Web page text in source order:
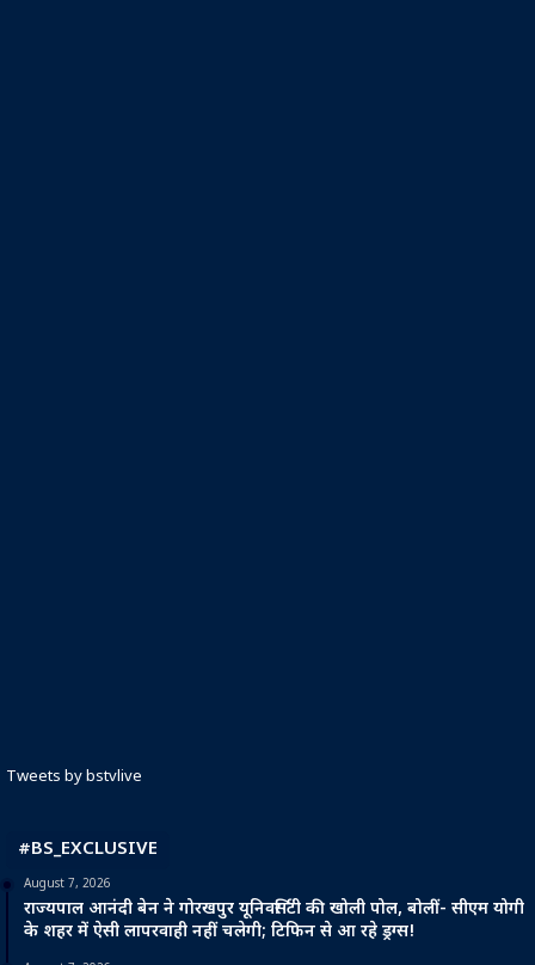
Tweets by bstvlive
#BS_EXCLUSIVE
August 7, 2026
राज्यपाल आनंदी बेन ने गोरखपुर यूनिवर्सिटी की खोली पोल, बोलीं- सीएम योगी
के शहर में ऐसी लापरवाही नहीं चलेगी; टिफिन से आ रहे ड्रग्स!